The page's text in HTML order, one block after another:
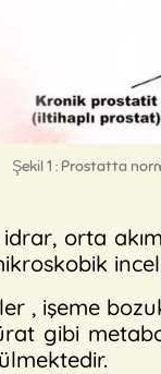
Şekil 1 : Prostatta
orta akım
gibi